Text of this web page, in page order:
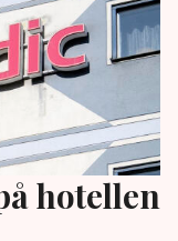
hotellen